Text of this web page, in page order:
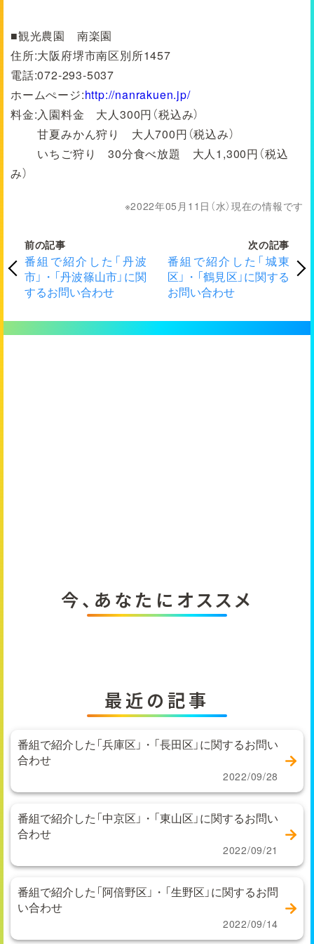
■観光農園 南楽園
住所:大阪府堺市南区別所1457
電話:072-293-5037
ホームぺージ:http://nanrakuen.jp/
料金:入園料金 大人300円（税込み）
甘夏みかん狩り 大人700円（税込み）
いちご狩り 30分食べ放題 大人1,300円（税込
み）
2022年05月11日（水）現在の情報です
前の記事
番組で紹介した「丹波
市」・「丹波篠山市」に関
するお問い合わせ
次の記事
番組で紹介した「城東
区」・「鶴見区」に関する
お問い合わせ
今、あなたにオススメ
最近の記事
番組で紹介した「兵庫区」・「長田区」に関するお問い
合わせ
2022/09/28
番組で紹介した「中京区」・「東山区」に関するお問い
合わせ
2022/09/21
番組で紹介した「阿倍野区」・「生野区」に関するお問
い合わせ
2022/09/14